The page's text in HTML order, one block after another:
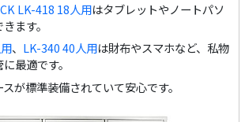
LK-418 18人用はタブレットやノートパソ
ます。
、 LK-340 40人用は財布やスマホなど、私物
最適です。
が標準装備されていて安心です。